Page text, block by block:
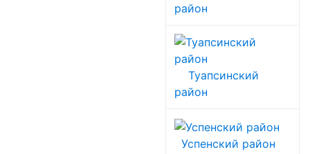
район
Туапсинский
район
Успенский район